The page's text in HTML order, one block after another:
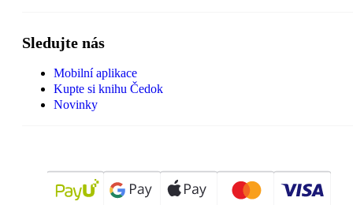
Sledujte nás
Mobilní aplikace
Kupte si knihu Čedok
Novinky